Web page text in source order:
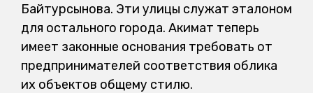
Байтурсынова. Эти улицы служат эталоном
для остального города. Акимат теперь
имеет законные основания требовать от
предпринимателей соответствия облика
их объектов общему стилю.